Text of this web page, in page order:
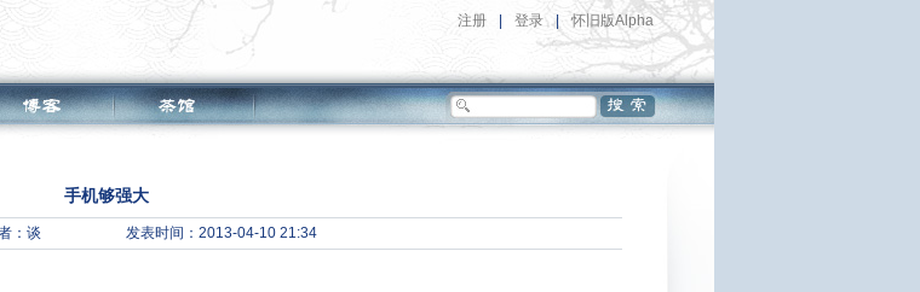
注册 登录 | 怀旧版Alpha
手机够强大
：谈 发表时间：2013-04-10 21:34